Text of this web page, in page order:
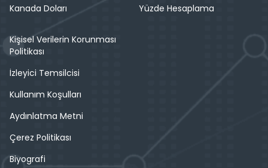
Kanada Doları
Yüzde Hesaplama
Kişisel Verilerin Korunması
Politikası
İzleyici Temsilcisi
Kullanım Koşulları
Aydınlatma Metni
Çerez Politikası
Biyografi